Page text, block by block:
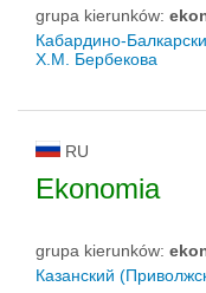
grupa kierunków:
Кабардино-
Х.М. Бербекова
RU
Ekonomia
grupa kierunków:
Казанский